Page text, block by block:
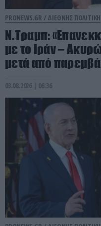
PRONEWS.GR / ΔΙΕΘΝΗΣ ΠΟΛΙΤΙΚΗ
Ν.Τραμπ:
με το Ιράν –
μετά από
03.08.2026 | 06:36